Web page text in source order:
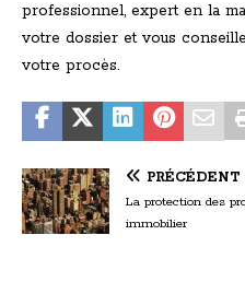
professionnel, expert en la
votre dossier et vous
votre procès.
PRÉCÉDENT
La protection des
immobilier